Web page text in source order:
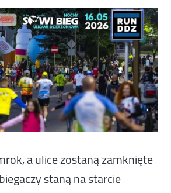
a ulice zostaną zamknięte
staną na starcie